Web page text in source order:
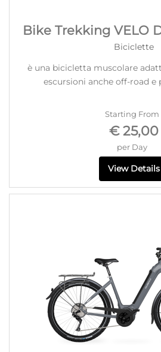
Bike Trekking VELO
Biciclette
è una bicicletta muscolare
escursioni anche off-road e
Starting From
€ 25,00
per Day
View Details